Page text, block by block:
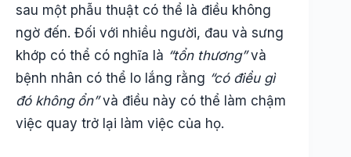
sau một phẫu thuật có thể là điều không
ngờ đến. Đối với nhiều người, đau và sưng
khớp có thể có nghĩa là “tổn thương”và
bệnh nhân có thể lo lắng rằng “có điều gì
đó không ổn”và điều này có thể làm chậm
việc quay trở lại làm việc của họ.